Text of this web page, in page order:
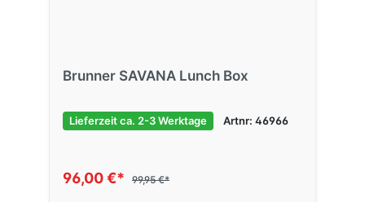
Brunner SAVANA Lunch Box
Lieferzeit ca. 2-3 Werktage Artnr: 46966
96,00 €* 99,95 €*